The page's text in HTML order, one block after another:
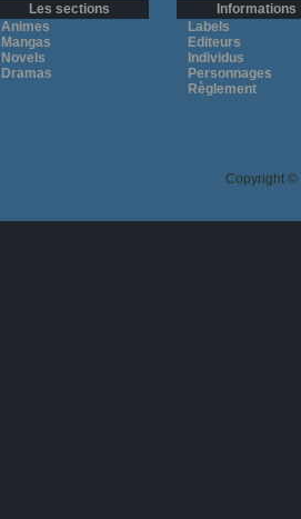
Les sections
Animes
Mangas
Novels
Dramas
Informations
Labels
Editeurs
Individus
Personnages
Règlement
Copyright ©